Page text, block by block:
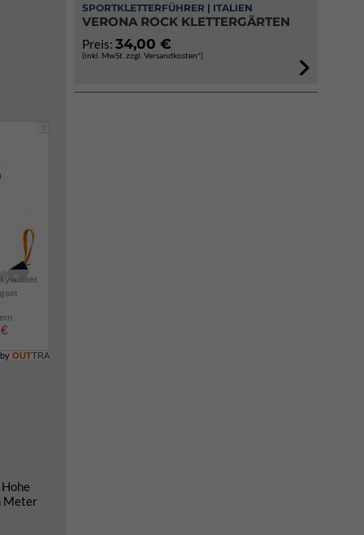
i
OUTTRA
Meter
SPORTKLETTERFÜHRER | ITALIEN
VERONA ROCK KLETTERGÄRTEN
Preis: 34,00 €
(inkl. MwSt. zzgl. Versandkosten*)